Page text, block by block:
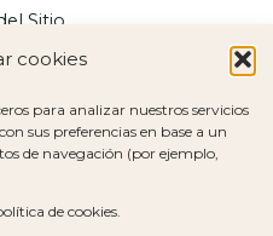
cookies
para analizar nuestros servicios
sus preferencias en base a un
de navegación (por ejemplo,
de cookies.
Sitio
Accesibilidad